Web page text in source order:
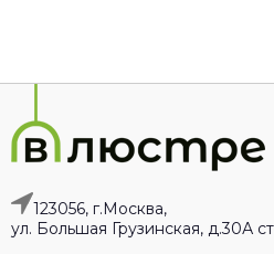
123056, г.Москва,
ул. Большая Грузинская, д.30А